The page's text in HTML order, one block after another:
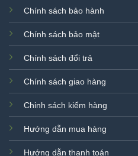
Chính sách bảo hành
Chính sách bảo mật
Chính sách đổi trả
Chính sách giao hàng
Chinh sách kiểm hàng
Hướng dẫn mua hàng
Hướng dẫn thanh toán